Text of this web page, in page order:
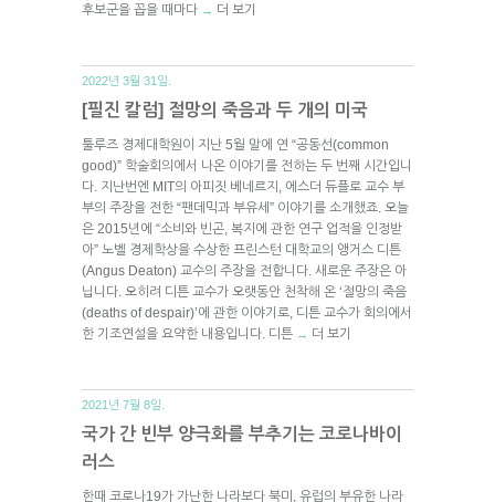
후보군을 꼽을 때마다 → 더 보기
2022년 3월 31일.
[필진 칼럼] 절망의 죽음과 두 개의 미국
툴루즈 경제대학원이 지난 5월 말에 연 “공동선(common
good)” 학술회의에서 나온 이야기를 전하는 두 번째 시간입니
다. 지난번엔 MIT의 아피짓 베네르지, 에스더 듀플로 교수 부
부의 주장을 전한 “팬데믹과 부유세” 이야기를 소개했죠. 오늘
은 2015년에 “소비와 빈곤, 복지에 관한 연구 업적을 인정받
아” 노벨 경제학상을 수상한 프린스턴 대학교의 앵거스 디튼
(Angus Deaton) 교수의 주장을 전합니다. 새로운 주장은 아
닙니다. 오히려 디튼 교수가 오랫동안 천착해 온 ‘절망의 죽음
(deaths of despair)’에 관한 이야기로, 디튼 교수가 회의에서
한 기조연설을 요약한 내용입니다. 디튼 → 더 보기
2021년 7월 8일.
국가 간 빈부 양극화를 부추기는 코로나바이
러스
한때 코로나19가 가난한 나라보다 북미, 유럽의 부유한 나라